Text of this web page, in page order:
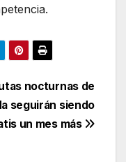
nocturnas de
seguirán siendo
un mes más